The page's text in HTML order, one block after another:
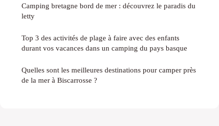
Camping bretagne bord de mer : découvrez le paradis du
letty
Top 3 des activités de plage à faire avec des enfants
durant vos vacances dans un camping du pays basque
Quelles sont les meilleures destinations pour camper près
de la mer à Biscarrosse ?